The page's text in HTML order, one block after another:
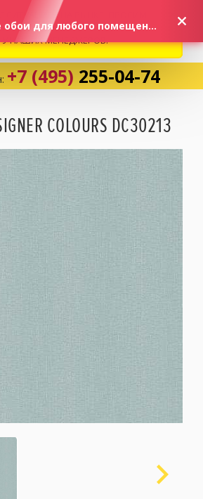
0
0 товаров
обратный звонок
+7 (495) 255-04-74
COLOURS DC30213
СИТУАЦИЕЙ НА РЫНКЕ, ПРОСИМ
СТОИМОСТЬ И НАЛИЧИЕ
НАШИХ МЕНЕДЖЕРОВ.
«Идеальные обои для любого помещения!»